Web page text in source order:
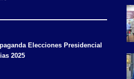
Elecciones Presidencial
2025